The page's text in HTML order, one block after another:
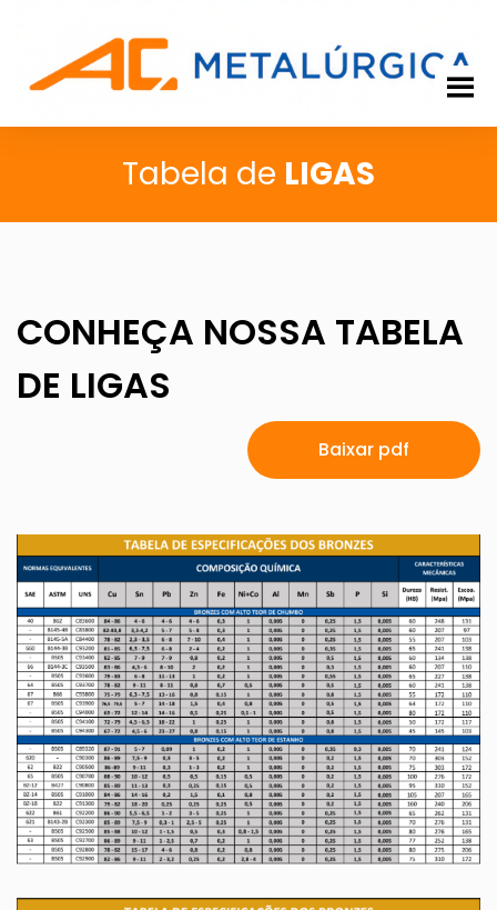
Tabela de Ligas
Tabela de LIGAS
CONHEÇA NOSSA TABELA
DE LIGAS
Baixar pdf